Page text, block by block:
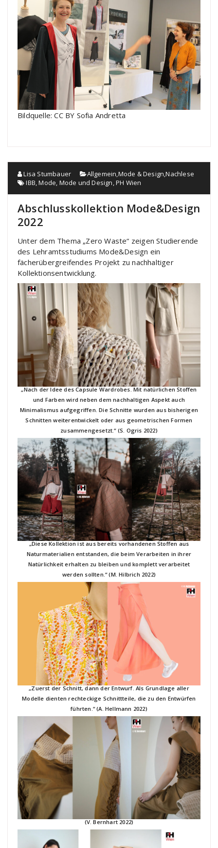
Bildquelle: CC BY Sofia Andretta
Lisa Stumbauer Allgemein,Mode & Design,Nachlese
IBB,Mode, Mode und Design,PH Wien
Abschlusskollektion Mode&Design
2022
Unter dem Thema „Zero Waste“ zeigen Studierende
des Lehramtsstudiums Mode&Design ein
fächerübergreifendes Projekt zu nachhaltiger
Kollektionsentwicklung.
„Nach der Idee des Capsule Wardrobes. Mit natürlichen Stoffen
und Farben wird neben dem nachhaltigen Aspekt auch
Minimalismus aufgegriffen. Die Schnitte wurden aus bisherigen
Schnitten weiterentwickelt oder aus geometrischen Formen
zusammengesetzt.“ (S. Ogris 2022)
„Diese Kollektion ist aus bereits vorhandenen Stoffen aus
Naturmaterialien entstanden, die beim Verarbeiten in ihrer
Natürlichkeit erhalten zu bleiben und komplett verarbeitet
werden sollten.“ (M. Hilbrich 2022)
„Zuerst der Schnitt, dann der Entwurf. Als Grundlage aller
Modelle dienten rechteckige Schnittteile, die zu den Entwürfen
führten.“ (A. Hellmann 2022)
(V. Bernhart 2022)